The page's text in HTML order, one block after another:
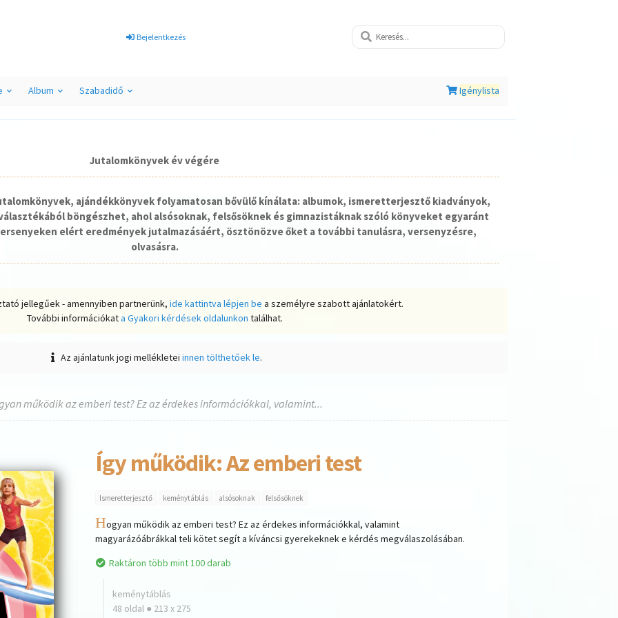
Bejelentkezés
Album Szabadidő Igénylista
Jutalomkönyvek év végére
ajándékkönyvek folyamatosan bővülő kínálata: albumok, ismeretterjesztő kiadványok,
böngészhet, ahol alsósoknak, felsősöknek és gimnazistáknak szóló könyveket egyaránt
elért eredmények jutalmazásáért, ösztönözve őket a további tanulásra, versenyzésre,
olvasásra.
jellegűek - amennyiben partnerünk,ide kattintva lépjen be a személyre szabott ajánlatokért.
További információkata Gyakori kérdések oldalunkon találhat.
Az ajánlatunk jogi mellékleteiinnen tölthetőek le.
működik az emberi test? Ez az érdekes információkkal, valamint...
Így működik: Az emberi test
Ismeretterjesztő keménytáblás alsósoknak felsősöknek
Hogyan működik az emberi test? Ez az érdekes információkkal, valamint
magyarázóábrákkal teli kötet segít a kíváncsi gyerekeknek e kérdés megválaszolásában.
Raktáron több mint 100 darab
keménytáblás
48 oldal ● 213 x 275